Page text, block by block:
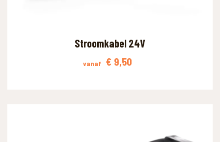
Stroomkabel 24V
vanaf € 9,50